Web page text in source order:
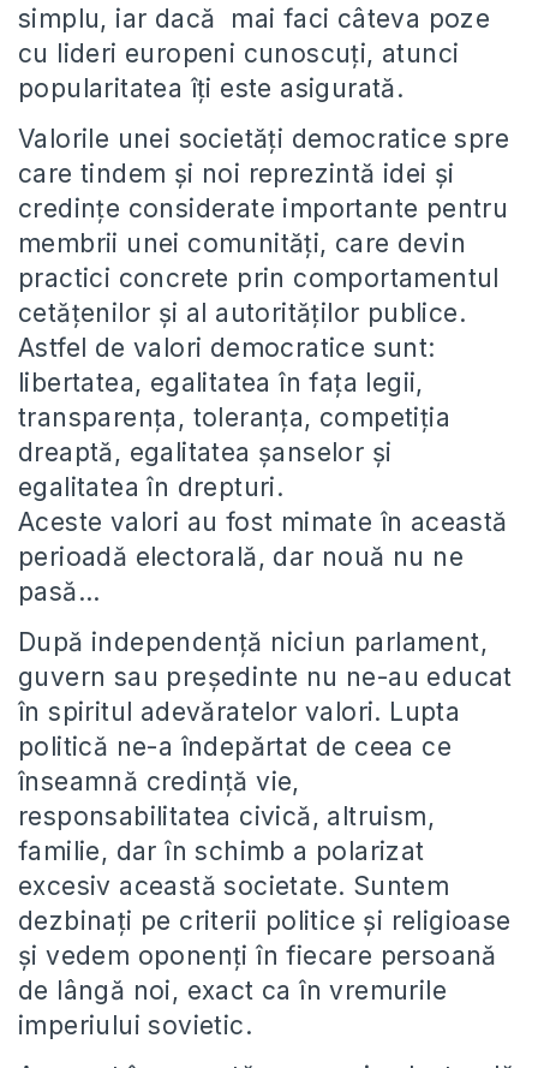
simplu, iar dacă mai faci câteva poze
cu lideri europeni cunoscuți, atunci
popularitatea îți este asigurată.
Valorile unei societăți democratice spre
care tindem și noi reprezintă idei și
credințe considerate importante pentru
membrii unei comunități, care devin
practici concrete prin comportamentul
cetățenilor și al autorităților publice.
Astfel de valori democratice sunt:
libertatea, egalitatea în fața legii,
transparența, toleranța, competiția
dreaptă, egalitatea șanselor și
egalitatea în drepturi.
Aceste valori au fost mimate în această
perioadă electorală, dar nouă nu ne
pasă…
După independență niciun parlament,
guvern sau președinte nu ne-au educat
în spiritul adevăratelor valori. Lupta
politică ne-a îndepărtat de ceea ce
înseamnă credință vie,
responsabilitatea civică, altruism,
familie, dar în schimb a polarizat
excesiv această societate. Suntem
dezbinați pe criterii politice și religioase
și vedem oponenți în fiecare persoană
de lângă noi, exact ca în vremurile
imperiului sovietic.